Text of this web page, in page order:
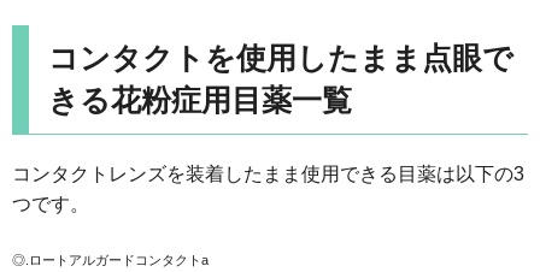
コンタクトを使用したまま点眼で
きる花粉症用目薬一覧
コンタクトレンズを装着したまま使用できる目薬は以下の3
つです。
◎.ロートアルガードコンタクトa